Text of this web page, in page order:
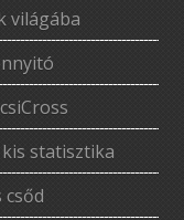
világába
statisztika